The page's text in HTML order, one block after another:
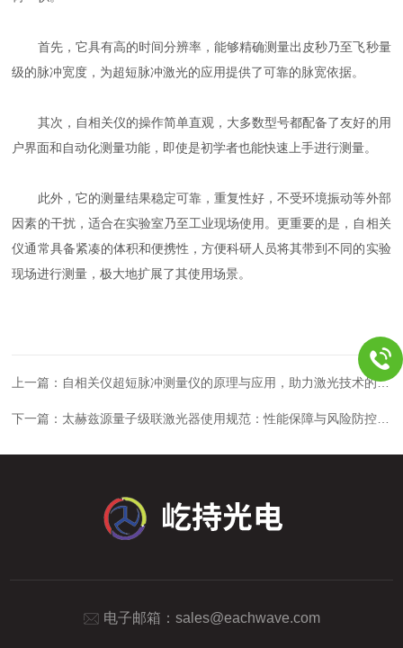
首先，它具有高的时间分辨率，能够精确测量出皮秒乃至飞秒量
级的脉冲宽度，为超短脉冲激光的应用提供了可靠的脉宽依据。
其次，自相关仪的操作简单直观，大多数型号都配备了友好的用
户界面和自动化测量功能，即使是初学者也能快速上手进行测量。
此外，它的测量结果稳定可靠，重复性好，不受环境振动等外部
因素的干扰，适合在实验室乃至工业现场使用。更重要的是，自相关
仪通常具备紧凑的体积和便携性，方便科研人员将其带到不同的实验
现场进行测量，极大地扩展了其使用场景。
上一篇： 自相关仪超短脉冲测量仪的原理与应用，助力激光技术的新突破
下一篇： 太赫兹源量子级联激光器使用规范：性能保障与风险防控的双重要求
电子邮箱： sales@eachwave.com